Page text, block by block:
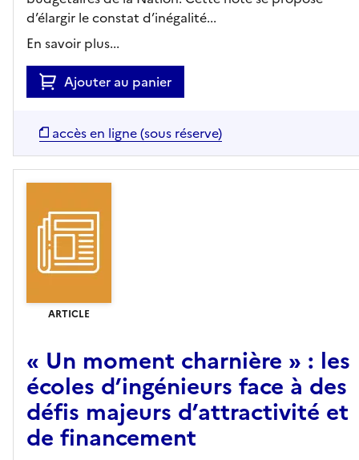
d’élargir le constat d’inégalité...
En savoir plus...
Ajouter au panier
accès en ligne (sous réserve)
ARTICLE
« Un moment charnière » : les
écoles d’ingénieurs face à des
défis majeurs d’attractivité et
de financement